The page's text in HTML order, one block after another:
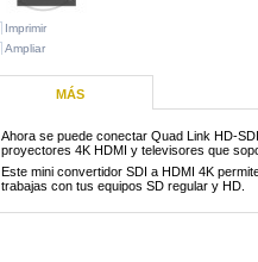
Imprimir
Ampliar
MÁS
Ahora se puede conectar Quad Link HD-
proyectores 4K HDMI y televisores que
Este mini convertidor SDI a HDMI 4K
trabajas con tus equipos SD regular y HD.